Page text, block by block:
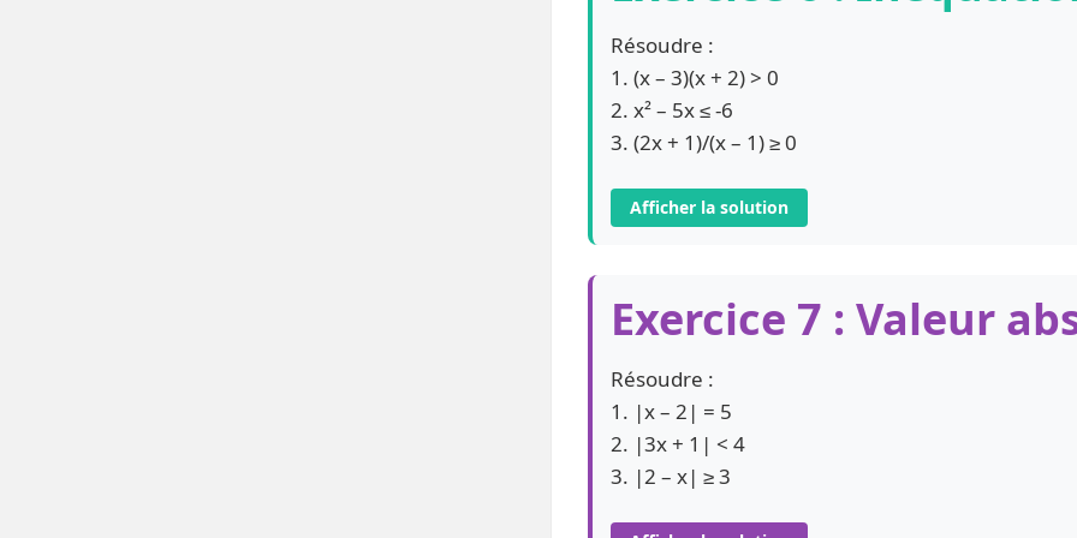
Résoudre :
1. (x – 3)(x + 2) > 0
2. x² – 5x ≤ -6
3. (2x + 1)/(x – 1) ≥ 0
Afficher la solution
Exercice 7 : Valeur
Résoudre :
1. |x – 2| = 5
2. |3x + 1| < 4
3. |2 – x| ≥ 3